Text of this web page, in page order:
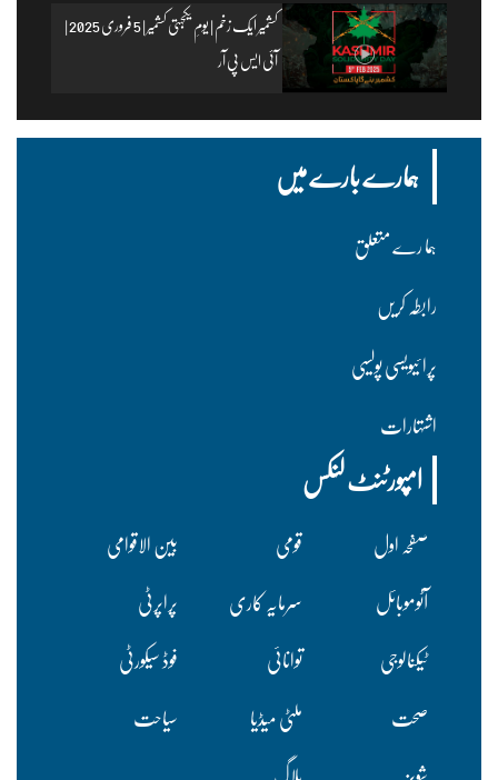
کشمیر ایک زخم | یومِ یکجہتی کشمیر | 5 فروری 2025 |
آئی ایس پی آر
ہمارے بارے میں
ہما رے متعلق
رابطہ کریں
پرا ئیویسی پولسیی
اشتہارات
امپورٹنٹ لنکس
صفحہ اول قومی
بین الاقوامی
آٹوموبائل
سرمایہ کاری
پراپرٹی
ٹیکنالوجی
توانائی
فوڈ سیکورٹی
صحت
ملٹی میڈیا
سیاحت